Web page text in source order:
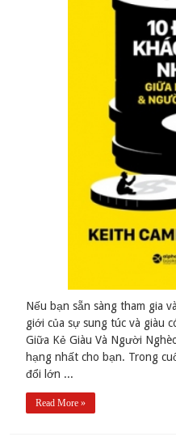
Nếu bạn sẵn sàng tham gia
giới của sự sung túc và giàu
Giữa Kẻ Giàu Và Người
hạng nhất cho bạn. Trong
đổi lớn ...
Read More »